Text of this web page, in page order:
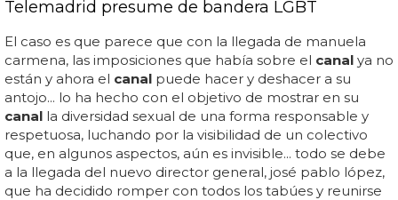
Telemadrid presume de bandera LGBT
El caso es que parece que con la llegada de manuela
carmena, las imposiciones que había sobre el canal ya no
están y ahora el canal puede hacer y deshacer a su
antojo... lo ha hecho con el objetivo de mostrar en su
canal la diversidad sexual de una forma responsable y
respetuosa, luchando por la visibilidad de un colectivo
que, en algunos aspectos, aún es invisible... todo se debe
a la llegada del nuevo director general, josé pablo lópez,
que ha decidido romper con todos los tabúes y reunirse